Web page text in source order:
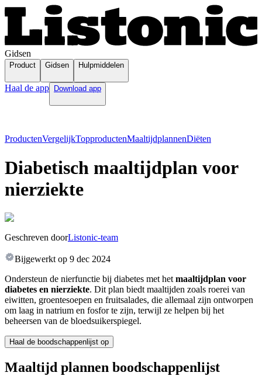
Gidsen
Product Gidsen Hulpmiddelen
Haal de app Download app
ProductenVergelijkTopproductenMaaltijdplannenDiëten
Diabetisch maaltijdplan voor
nierziekte
Geschreven doorListonic-team
Bijgewerkt op 9 dec 2024
Ondersteun de nierfunctie bij diabetes met het maaltijdplan voor
diabetes en nierziekte. Dit plan biedt maaltijden zoals roerei van
eiwitten, groentesoepen en fruitsalades, die allemaal zijn ontworpen
om laag in natrium en fosfor te zijn, terwijl ze helpen bij het
beheersen van de bloedsuikerspiegel.
Haal de boodschappenlijst op
Maaltijd plannen boodschappenlijst